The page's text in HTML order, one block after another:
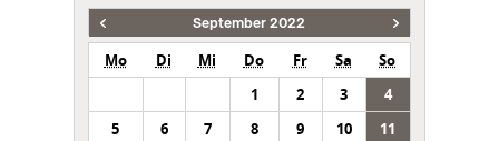
September 2022
Mo Di Mi Do Fr Sa
So
1
2 3
4
5
6 7 8 9 10
11